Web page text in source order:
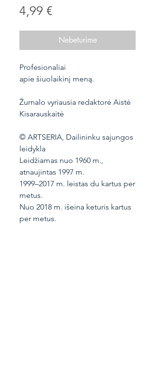
4,99 €Price
Nebeturime
Profesionaliai
apie šiuolaikinį meną.
Žurnalo vyriausia redaktorė Aistė
Kisarauskaitė
© ARTSERIA, Dailininku sajungos
leidykla
Leidžiamas nuo 1960 m.,
atnaujintas 1997 m.
1999–2017 m. leistas du kartus per
metus.
Nuo 2018 m. išeina keturis kartus
per metus.